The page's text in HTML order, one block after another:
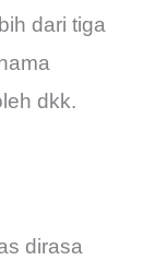
dari tiga
dkk.
dirasa